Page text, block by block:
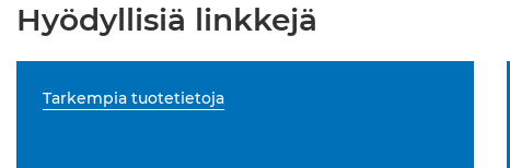
Hyödyllisiä linkkejä
Tarkempia tuotetietoja